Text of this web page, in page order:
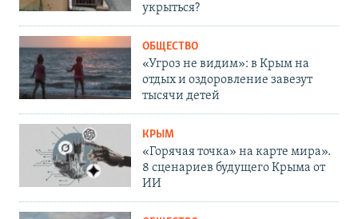
укрыться?
ОБЩЕСТВО
«Угроз не видим»: в Крым на
отдых и оздоровление завезут
тысячи детей
КРЫМ
«Горячая точка» на карте мира».
8 сценариев будущего Крыма от
ИИ